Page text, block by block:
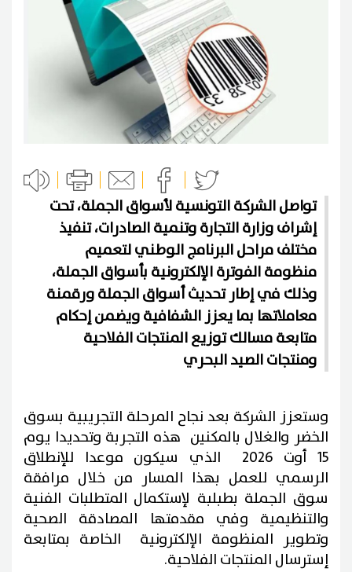
تواصل الشركة التونسية لأسواق الجملة، تحت
إشراف وزارة التجارة وتنمية الصادرات، تنفيذ
مختلف مراحل البرنامج الوطني لتعميم
منظومة الفوترة الإلكترونية بأسواق الجملة،
وذلك في إطار تحديث أسواق الجملة ورقمنة
معاملاتها بما يعزز الشفافية ويضمن إحكام
متابعة مسالك توزيع المنتجات الفلاحية
ومنتجات الصيد البحري
وستعزز الشركة بعد نجاح المرحلة التجريبية بسوق
الخضر والغلال بالمكنين هذه التجربة وتحديدا يوم
15 أوت 2026 الذي سيكون موعدا للإنطلاق
الرسمي للعمل بهذا المسار من خلال مرافقة
سوق الجملة بطبلبة لإستكمال المتطلبات الفنية
والتنظيمية وفي مقدمتها المصادقة الصحية
وتطوير المنظومة الإلكترونية الخاصة بمتابعة
إسترسال المنتجات الفلاحية.